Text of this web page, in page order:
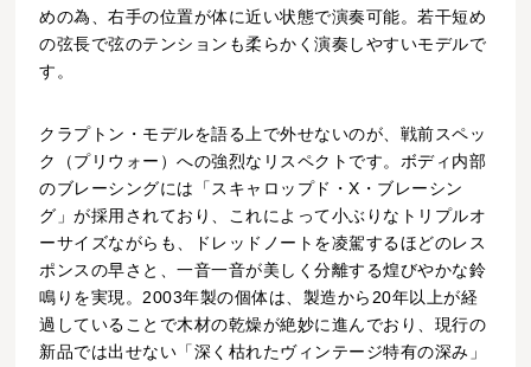
めの為、右手の位置が体に近い状態で演奏可能。若干短め
の弦長で弦のテンションも柔らかく演奏しやすいモデルで
す。
クラプトン・モデルを語る上で外せないのが、戦前スペッ
ク（プリウォー）への強烈なリスペクトです。ボディ内部
のブレーシングには「スキャロップド・X・ブレーシン
グ」が採用されており、これによって小ぶりなトリプルオ
ーサイズながらも、ドレッドノートを凌駕するほどのレス
ポンスの早さと、一音一音が美しく分離する煌びやかな鈴
鳴りを実現。2003年製の個体は、製造から20年以上が経
過していることで木材の乾燥が絶妙に進んでおり、現行の
新品では出せない「深く枯れたヴィンテージ特有の深み」